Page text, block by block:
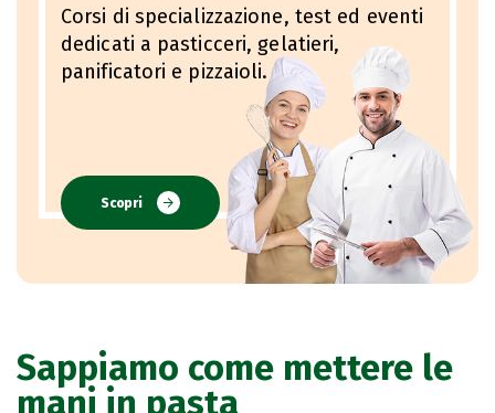
Corsi di specializzazione, test ed eventi
dedicati a pasticceri, gelatieri,
panificatori e pizzaioli.
Scopri
Sappiamo come mettere le
mani in pasta